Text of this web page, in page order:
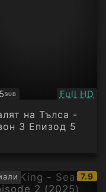
SUB Full HD
на Тълса -
3 Епизод 5
IMDb
7.9